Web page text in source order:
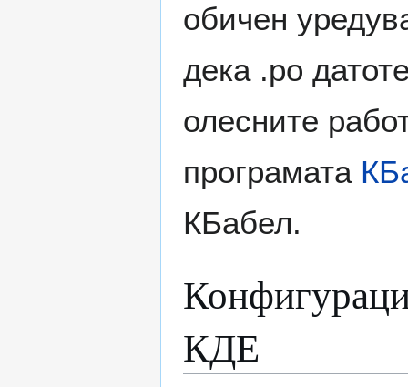
обичен
дека .po
олесните
програмата
КБабел.
КДЕ